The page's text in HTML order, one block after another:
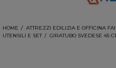
HOME
ATTREZZI EDILIZIA E OFFICINA
UTENSILI E SET
GIRATUBO SVEDESE 45